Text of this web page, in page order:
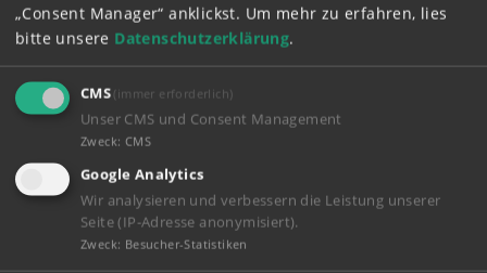
ganz in der Nähe!
ABSPIELEN
Hörspiele
„Consent Manager“ anklickst. Um mehr zu erfahren, lies
bitte unsere Datenschutzerklärung.
CMS (immer erforderlich)
Unser CMS und Consent Management
Zweck: CMS
Google Analytics
Wir analysieren und verbessern die Leistung unserer
Seite (IP-Adresse anonymisiert).
Zweck: Besucher-Statistiken